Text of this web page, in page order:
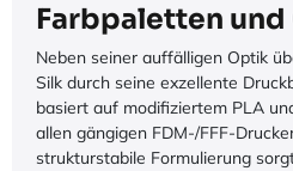
Farbpaletten
Neben seiner auffälligen Optik
Silk durch seine exzellente
basiert auf modifiziertem PLA
allen gängigen FDM-/FFF-
strukturstabile Formulierung